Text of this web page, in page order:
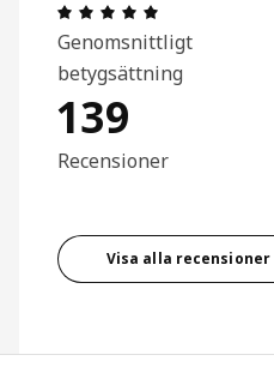
Genomsnittligt
betygsättning
139
Recensioner
Visa alla recensioner